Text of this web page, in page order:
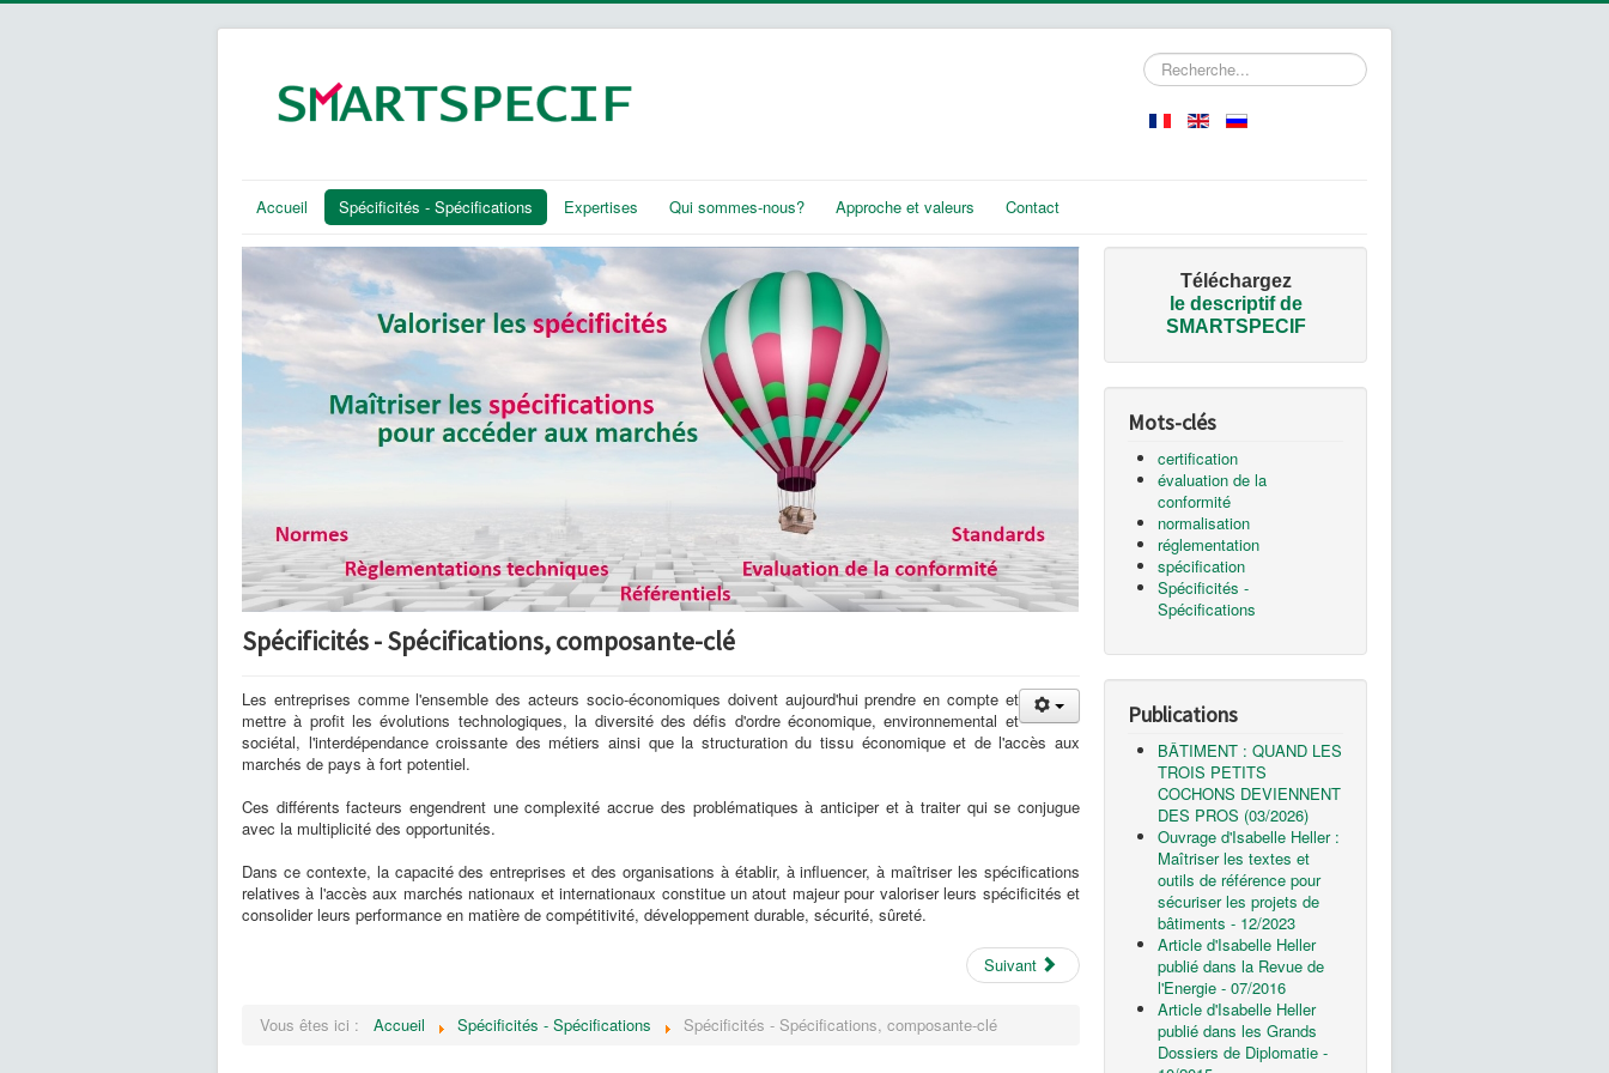
Rechercher
Accueil Spécificités - Spécifications Expertises Qui sommes-nous? Approche et valeurs Contact
Spécificités - Spécifications, composante-clé
Les entreprises comme l'ensemble des acteurs socio-économiques doivent aujourd'hui prendre en compte et
mettre à profit les évolutions technologiques, la diversité des défis d'ordre économique, environnemental et
sociétal, l'interdépendance croissante des métiers ainsi que la structuration du tissu économique et de l'accès aux
marchés de pays à fort potentiel.
Ces différents facteurs engendrent une complexité accrue des problématiques à anticiper et à traiter qui se conjugue
avec la multiplicité des opportunités.
Dans ce contexte, la capacité des entreprises et des organisations à établir, à influencer, à maîtriser les spécifications
relatives à l'accès aux marchés nationaux et internationaux constitue un atout majeur pour valoriser leurs spécificités et
consolider leurs performance en matière de compétitivité, développement durable, sécurité, sûreté.
Suivant
Vous êtes ici : Accueil Spécificités - Spécifications Spécificités - Spécifications, composante-clé
Téléchargez
le descriptif de
SMARTSPECIF
Mots-clés
certification
évaluation de la
conformité
normalisation
réglementation
spécification
Spécificités -
Spécifications
Publications
BÂTIMENT : QUAND LES
TROIS PETITS
COCHONS DEVIENNENT
DES PROS (03/2026)
Ouvrage d'Isabelle Heller :
Maîtriser les textes et
outils de référence pour
sécuriser les projets de
bâtiments - 12/2023
Article d'Isabelle Heller
publié dans la Revue de
l'Energie - 07/2016
Article d'Isabelle Heller
publié dans les Grands
Dossiers de Diplomatie -